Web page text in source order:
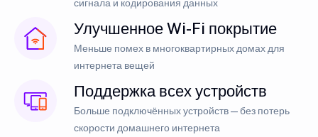
сигнала и кодирования данных
Улучшенное Wi-Fi покрытие
Меньше помех в многоквартирных домах для
интернета вещей
Поддержка всех устройств
Больше подключённых устройств — без потерь
скорости домашнего интернета